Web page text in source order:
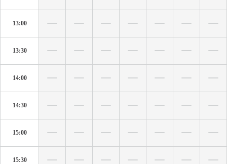
13:00
13:30
14:00
14:30
15:00
15:30